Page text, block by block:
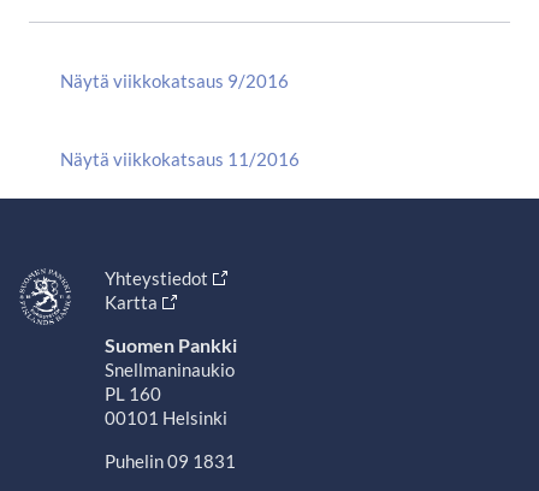
Näytä viikkokatsaus 9/2016
Näytä viikkokatsaus 11/2016
Yhteystiedot
Kartta
Suomen Pankki
Snellmaninaukio
PL 160
00101 Helsinki
Puhelin 09 1831